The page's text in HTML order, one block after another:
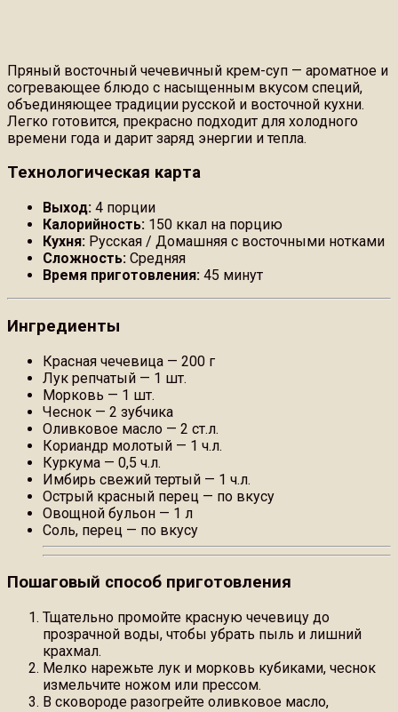
Пряный восточный чечевичный крем-суп — ароматное и
согревающее блюдо с насыщенным вкусом специй,
объединяющее традиции русской и восточной кухни.
Легко готовится, прекрасно подходит для холодного
времени года и дарит заряд энергии и тепла.
Технологическая карта
Выход: 4 порции
Калорийность: 150 ккал на порцию
Кухня: Русская / Домашняя с восточными нотками
Сложность: Средняя
Время приготовления: 45 минут
Ингредиенты
Красная чечевица — 200 г
Лук репчатый — 1 шт.
Морковь — 1 шт.
Чеснок — 2 зубчика
Оливковое масло — 2 ст.л.
Кориандр молотый — 1 ч.л.
Куркума — 0,5 ч.л.
Имбирь свежий тертый — 1 ч.л.
Острый красный перец — по вкусу
Овощной бульон — 1 л
Соль, перец — по вкусу
Пошаговый способ приготовления
Тщательно промойте красную чечевицу до
прозрачной воды, чтобы убрать пыль и лишний
крахмал.
Мелко нарежьте лук и морковь кубиками, чеснок
измельчите ножом или прессом.
В сковороде разогрейте оливковое масло,